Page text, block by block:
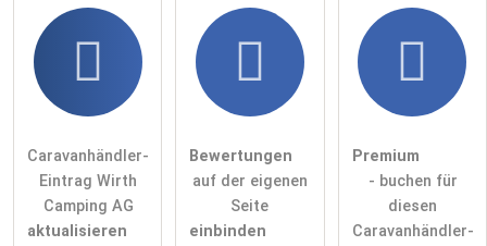
Caravanhändler-
Eintrag Wirth
Camping AG
aktualisieren
Bewertungen
auf der eigenen
Seite
einbinden
Premium
- buchen für
diesen
Caravanhändler-